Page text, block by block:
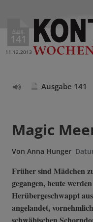
Ausg.
141
11.12.2013
Ausgabe 141
Magic
Von Anna Hunger
Früher sind Mädchen
gegangen, heute
Herübergeschwappt
angelandet,